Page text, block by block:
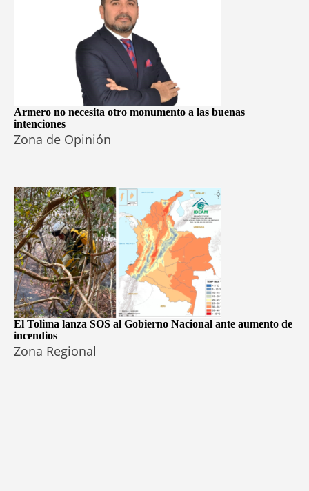
Armero no necesita otro monumento a las buenas
intenciones
Zona de Opinión
El Tolima lanza SOS al Gobierno Nacional ante aumento de
incendios
Zona Regional